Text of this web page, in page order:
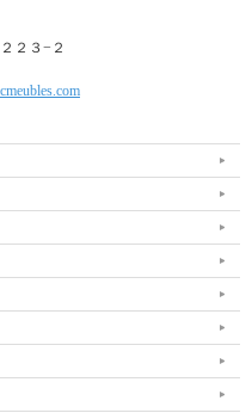
２３−２